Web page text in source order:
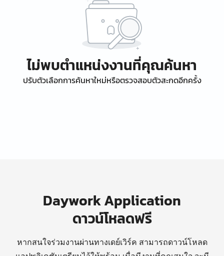
ไม่พบตำแหน่งงานที่คุณค้นหา
ปรับตัวเลือกการค้นหาใหม่หรือตรวจสอบตัวสะกดอีกครั้ง
Daywork Application
ดาวน์โหลดฟรี
หากสนใจร่วมงานผ่านทางเดย์เวิร์ค สามารถดาวน์โหลด